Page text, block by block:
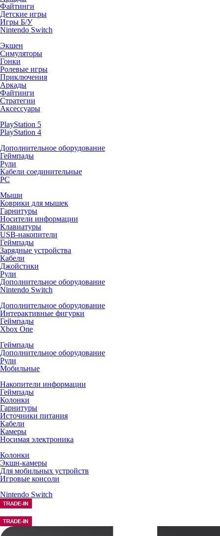
Файтинги
Детские игры
Игры Б/У
Nintendo Switch
Экшен
Симуляторы
Гонки
Ролевые игры
Приключения
Аркады
Файтинги
Стратегии
Аксессуары
PlayStation 5
PlayStation 4
Дополнительное оборудование
Геймпады
Рули
Кабели соединительные
PC
Мыши
Коврики для мышек
Гарнитуры
Носители информации
Клавиатуры
USB-накопители
Геймпады
Зарядные устройства
Кабели
Джойстики
Рули
Дополнительное оборудование
Nintendo Switch
Дополнительное оборудование
Интерактивные фигурки
Геймпады
Xbox One
Геймпады
Дополнительное оборудование
Рули
Мобильные
Накопители информации
Геймпады
Колонки
Гарнитуры
Источники питания
Кабели
Камеры
Носимая электроника
Колонки
Экшн-камеры
Для мобильных устройств
Игровые консоли
Nintendo Switch